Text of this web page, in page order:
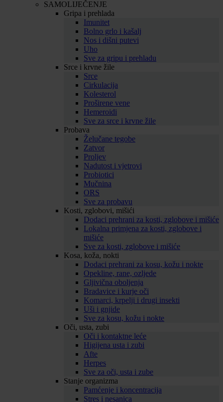
SAMOLIJEČENJE
Gripa i prehlada
Imunitet
Bolno grlo i kašalj
Nos i dišni putevi
Uho
Sve za gripu i prehladu
Srce i krvne žile
Srce
Cirkulacija
Kolesterol
Proširene vene
Hemeroidi
Sve za srce i krvne žile
Probava
Želučane tegobe
Zatvor
Proljev
Nadutost i vjetrovi
Probiotici
Mučnina
ORS
Sve za probavu
Kosti, zglobovi, mišići
Dodaci prehrani za kosti, zglobove i mišiće
Lokalna primjena za kosti, zglobove i
mišiće
Sve za kosti, zglobove i mišiće
Kosa, koža, nokti
Dodaci prehrani za kosu, kožu i nokte
Opekline, rane, ozljede
Gljivična oboljenja
Bradavice i kurje oči
Komarci, krpelji i drugi insekti
Uši i gnjide
Sve za kosu, kožu i nokte
Oči, usta, zubi
Oči i kontaktne leće
Higijena usta i zubi
Afte
Herpes
Sve za oči, usta i zube
Stanje organizma
Pamćenje i koncentracija
Stres i nesanica